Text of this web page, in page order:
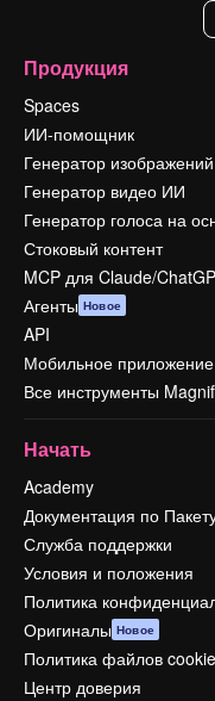
Продукция
Spaces
ИИ-помощник
Генератор
Генератор видео ИИ
Генератор голоса на
Стоковый контент
MCP для Claude/
Агенты Новое
API
Мобильное приложение
Все инструменты
Начать
Academy
Документация по
Служба поддержки
Условия и положения
Политика
Оригиналы Новое
Политика файлов cookie
Центр доверия